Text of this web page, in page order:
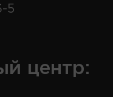
5
центр: